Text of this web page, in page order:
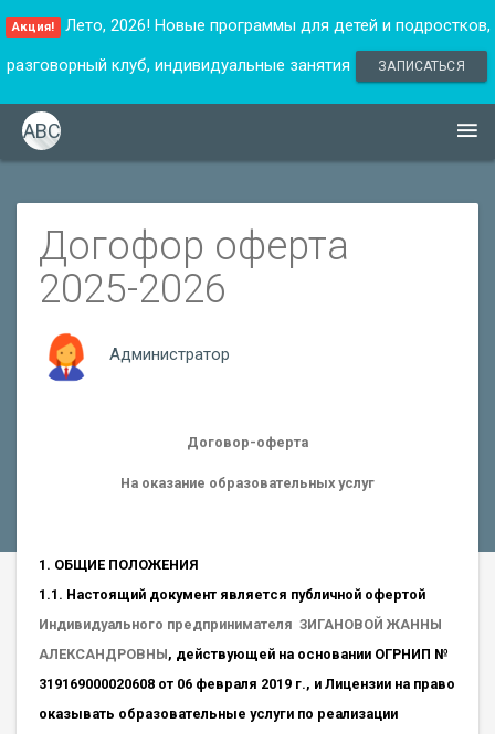
Акция! Лето, 2026! Новые программы для детей и подростков,
разговорный клуб, индивидуальные занятия
ЗАПИСАТЬСЯ
ABC
Догофор оферта
2025-2026
Администратор
Договор-оферта
На оказание образовательных услуг
1. ОБЩИЕ ПОЛОЖЕНИЯ
1.1. Настоящий документ является публичной офертой
Индивидуального предпринимателя ЗИГАНОВОЙ ЖАННЫ
АЛЕКСАНДРОВНЫ, действующей на основании ОГРНИП №
319169000020608 от 06 февраля 2019 г., и Лицензии на право
оказывать образовательные услуги по реализации